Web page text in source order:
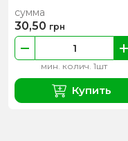
мин. колич. 1шт
сумма
30,50 грн
Купить